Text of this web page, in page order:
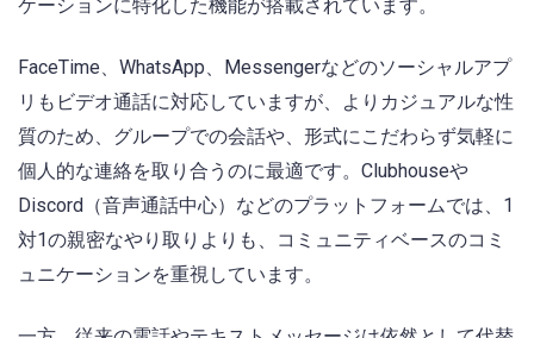
ケーションに特化した機能が搭載されています。
FaceTime、WhatsApp、Messengerなどのソーシャルアプ
リもビデオ通話に対応していますが、よりカジュアルな性
質のため、グループでの会話や、形式にこだわらず気軽に
個人的な連絡を取り合うのに最適です。Clubhouseや
Discord（音声通話中心）などのプラットフォームでは、1
対1の親密なやり取りよりも、コミュニティベースのコミ
ュニケーションを重視しています。